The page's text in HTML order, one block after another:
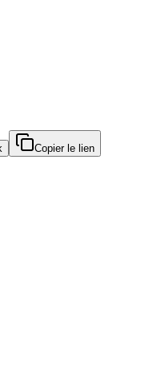
Copier le lien